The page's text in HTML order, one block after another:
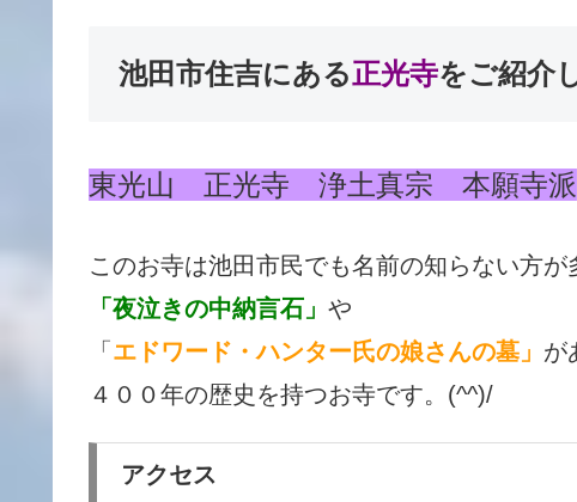
池田市住吉にある正光寺をご紹介
東光山 正光寺 浄土真宗 本願寺派
このお寺は池田市民でも名前の知らない方
「夜泣きの中納言石」 や
「エドワード・ハンター氏の娘さんの墓」 が
４００年の歴史を持つお寺です。(^^)/
アクセス